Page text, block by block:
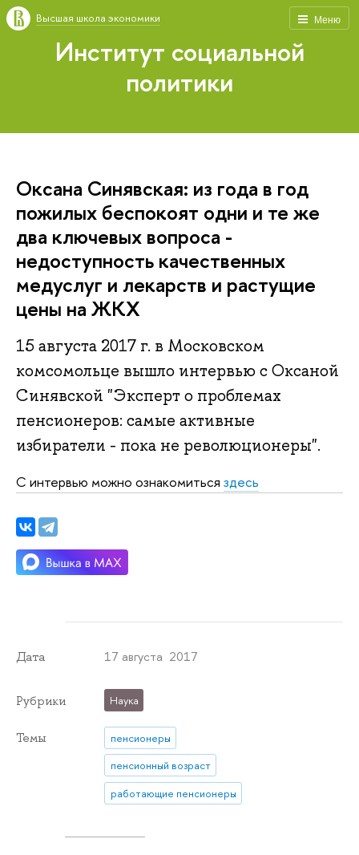
Меню
Высшая школа экономики
Институт социальной
политики
Оксана Синявская: из года в год
пожилых беспокоят одни и те же
два ключевых вопроса -
недоступность качественных
медуслуг и лекарств и растущие
цены на ЖКХ
15 августа 2017 г. в Московском
комсомольце вышло интервью с Оксаной
Синявской "Эксперт о проблемах
пенсионеров: самые активные
избиратели - пока не революционеры".
С интервью можно ознакомиться здесь
Дата 17 августа 2017
Рубрики Наука
Темы
пенсионеры
пенсионный возраст
работающие пенсионеры